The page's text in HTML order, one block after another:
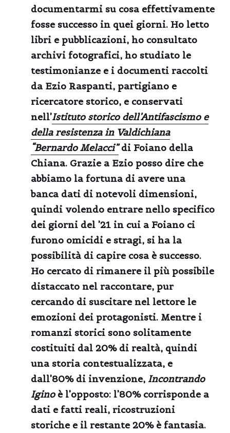
documentarmi su cosa effettivamente
fosse successo in quei giorni. Ho letto
libri e pubblicazioni, ho consultato
archivi fotografici, ho studiato le
testimonianze e i documenti raccolti
da Ezio Raspanti, partigiano e
ricercatore storico, e conservati
nell’Istituto storico dell’Antifascismo e
della resistenza in Valdichiana
“Bernardo Melacci”di Foiano della
Chiana. Grazie a Ezio posso dire che
abbiamo la fortuna di avere una
banca dati di notevoli dimensioni,
quindi volendo entrare nello specifico
dei giorni del ’21 in cui a Foiano ci
furono omicidi e stragi, si ha la
possibilità di capire cosa è successo.
Ho cercato di rimanere il più possibile
distaccato nel raccontare, pur
cercando di suscitare nel lettore le
emozioni dei protagonisti. Mentre i
romanzi storici sono solitamente
costituiti dal 20% di realtà, quindi
una storia contestualizzata, e
dall’80% di invenzione, Incontrando
Iginoè l’opposto: l’80% corrisponde a
dati e fatti reali, ricostruzioni
storiche e il restante 20% è fantasia.